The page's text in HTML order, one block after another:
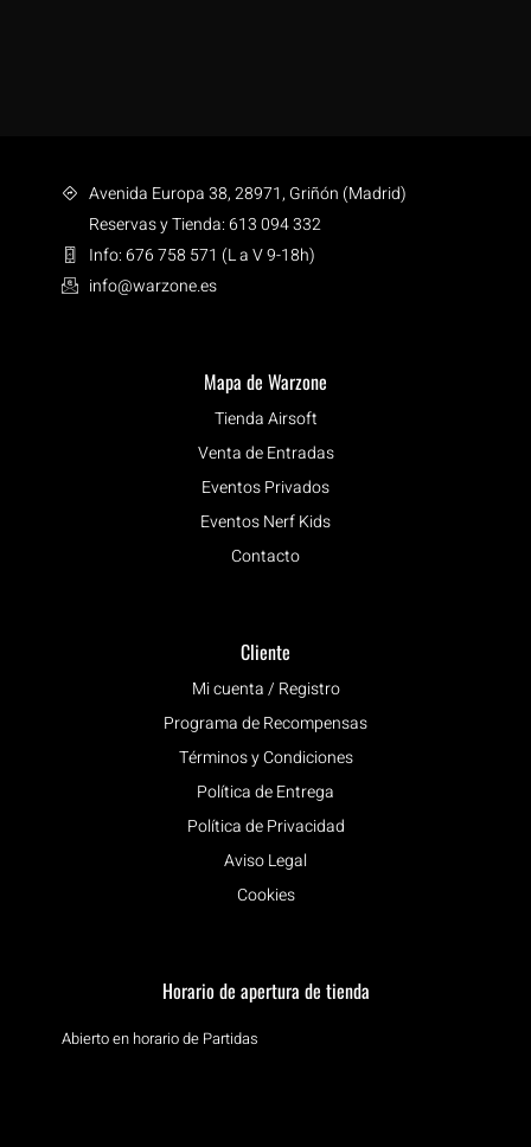
Avenida Europa 38, 28971, Griñón (Madrid)
Reservas y Tienda: 613 094 332
Info: 676 758 571 (L a V 9-18h)
info@warzone.es
Mapa de Warzone
Tienda Airsoft
Venta de Entradas
Eventos Privados
Eventos Nerf Kids
Contacto
Cliente
Mi cuenta / Registro
Programa de Recompensas
Términos y Condiciones
Política de Entrega
Política de Privacidad
Aviso Legal
Cookies
Horario de apertura de tienda
Abierto en horario de Partidas